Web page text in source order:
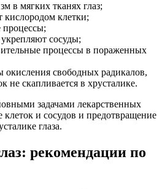
в мягких тканях глаз;
клетки;
сосуды;
процессы в пораженных
окисления свободных радикалов,
не скапливается в хрусталике.
задачами лекарственных
клеток и сосудов и предотвращение
глаза.
рекомендации по